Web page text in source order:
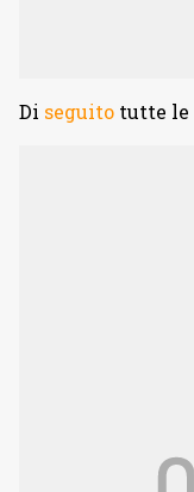
Di seguito tutte le